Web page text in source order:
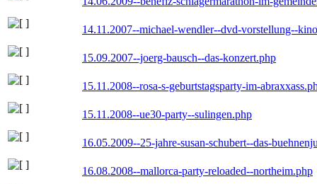
14.11.2007--michael-wendler--dvd-vorstellung--
15.09.2007--joerg-bausch--das-konzert.php
15.11.2008--rosa-s-geburtstagsparty-im-
15.11.2008--ue30-party--sulingen.php
16.05.2009--25-jahre-susan-schubert--das-
16.08.2008--mallorca-party-reloaded--northeim.php